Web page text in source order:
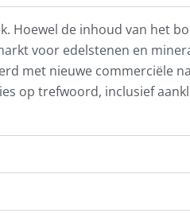
Hoewel de inhoud van het
voor edelstenen en
met nieuwe commerciële
op trefwoord, inclusief